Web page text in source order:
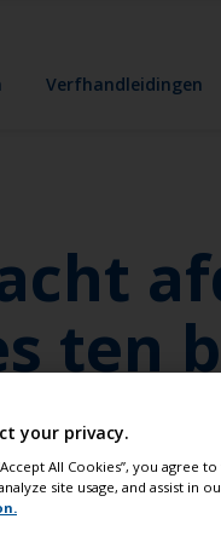
Verfhandleidingen
ten
zijn,
wijze. Als zodanig
your privacy.
All Cookies”, you agree
site usage, and assist in